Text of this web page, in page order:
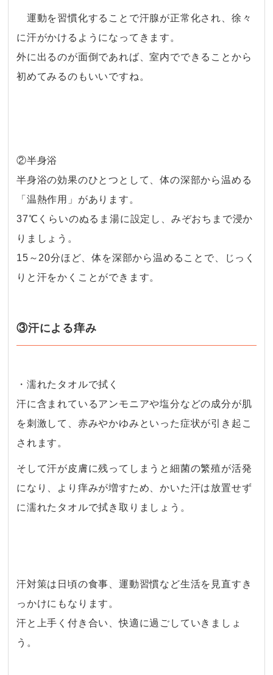
運動を習慣化することで汗腺が正常化され、徐々
に汗がかけるようになってきます。
外に出るのが面倒であれば、室内でできることから
初めてみるのもいいですね。
②半身浴
半身浴の効果のひとつとして、体の深部から温める
「温熱作用」があります。
37℃くらいのぬるま湯に設定し、みぞおちまで浸か
りましょう。
15～20分ほど、体を深部から温めることで、じっく
りと汗をかくことができます。
③汗による痒み
・濡れたタオルで拭く
汗に含まれているアンモニアや塩分などの成分が肌
を刺激して、赤みやかゆみといった症状が引き起こ
されます。
そして汗が皮膚に残ってしまうと細菌の繁殖が活発
になり、より痒みが増すため、かいた汗は放置せず
に濡れたタオルで拭き取りましょう。
汗対策は日頃の食事、運動習慣など生活を見直すき
っかけにもなります。
汗と上手く付き合い、快適に過ごしていきましょ
う。